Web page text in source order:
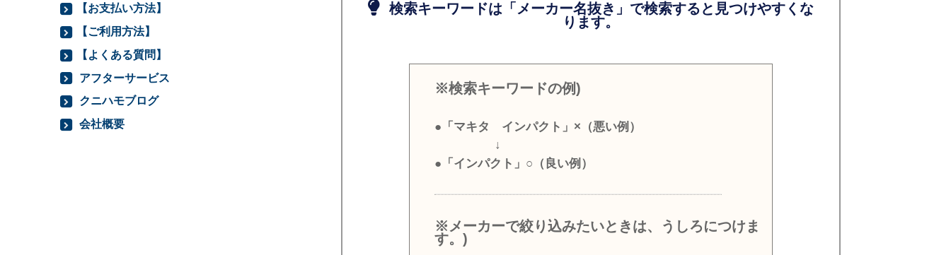
検索キーワードは「メーカー名抜き」で検索すると見つけやすくな
ります。
※検索キーワードの例)
●「マキタ インパクト」×（悪い例）
↓
●「インパクト」○（良い例）
※メーカーで絞り込みたいときは、うしろにつけま
す。)
【お支払い方法】
【ご利用方法】
【よくある質問】
アフターサービス
クニハモブログ
会社概要